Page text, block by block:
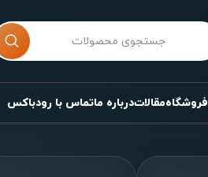
فروشگاهمقالاتدرباره ماتماس با رودباکس